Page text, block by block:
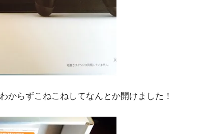
からずこねこねしてなんとか開けました！